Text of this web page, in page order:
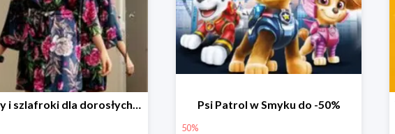
Piżamy i szlafroki dla dorosłych w Smyku do -30% Psi Patrol w Smyku do -50%
50%